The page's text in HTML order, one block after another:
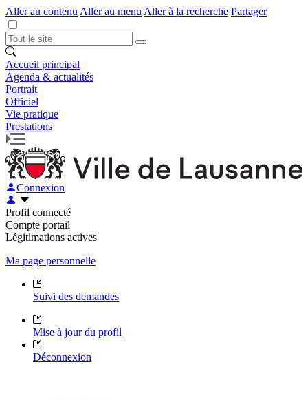
Aller au contenu Aller au menu Aller à la recherche Partager
Accueil principal
Agenda & actualités
Portrait
Officiel
Vie pratique
Prestations
Connexion
Profil connecté
Compte portail
Légitimations actives
Ma page personnelle
Suivi des demandes
Mise à jour du profil
Déconnexion